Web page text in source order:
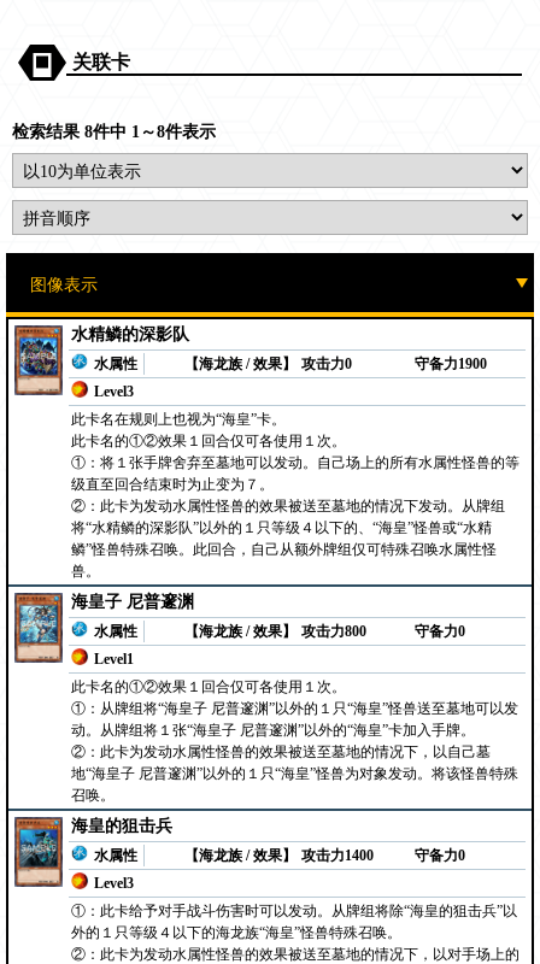
关联卡
检索结果 8件中 1～8件表示
水精鳞的深影队
水属性
【海龙族 / 效果】
Level3
攻击力0 守备力1900
此卡名在规则上也视为“海皇”卡。
此卡名的①②效果１回合仅可各使用１次。
①：将１张手牌舍弃至墓地可以发动。自己场上的所有水属性怪兽的等
级直至回合结束时为止变为７。
②：此卡为发动水属性怪兽的效果被送至墓地的情况下发动。从牌组
将“水精鳞的深影队”以外的１只等级４以下的、“海皇”怪兽或“水精
鳞”怪兽特殊召唤。此回合，自己从额外牌组仅可特殊召唤水属性怪
兽。
海皇子 尼普邃渊
水属性
【海龙族 / 效果】
Level1
攻击力800 守备力0
此卡名的①②效果１回合仅可各使用１次。
①：从牌组将“海皇子 尼普邃渊”以外的１只“海皇”怪兽送至墓地可以发
动。从牌组将１张“海皇子 尼普邃渊”以外的“海皇”卡加入手牌。
②：此卡为发动水属性怪兽的效果被送至墓地的情况下，以自己墓
地“海皇子 尼普邃渊”以外的１只“海皇”怪兽为对象发动。将该怪兽特殊
召唤。
海皇的狙击兵
水属性
【海龙族 / 效果】
Level3
攻击力1400 守备力0
①：此卡给予对手战斗伤害时可以发动。从牌组将除“海皇的狙击兵”以
外的１只等级４以下的海龙族“海皇”怪兽特殊召唤。
②：此卡为发动水属性怪兽的效果被送至墓地的情况下，以对手场上的